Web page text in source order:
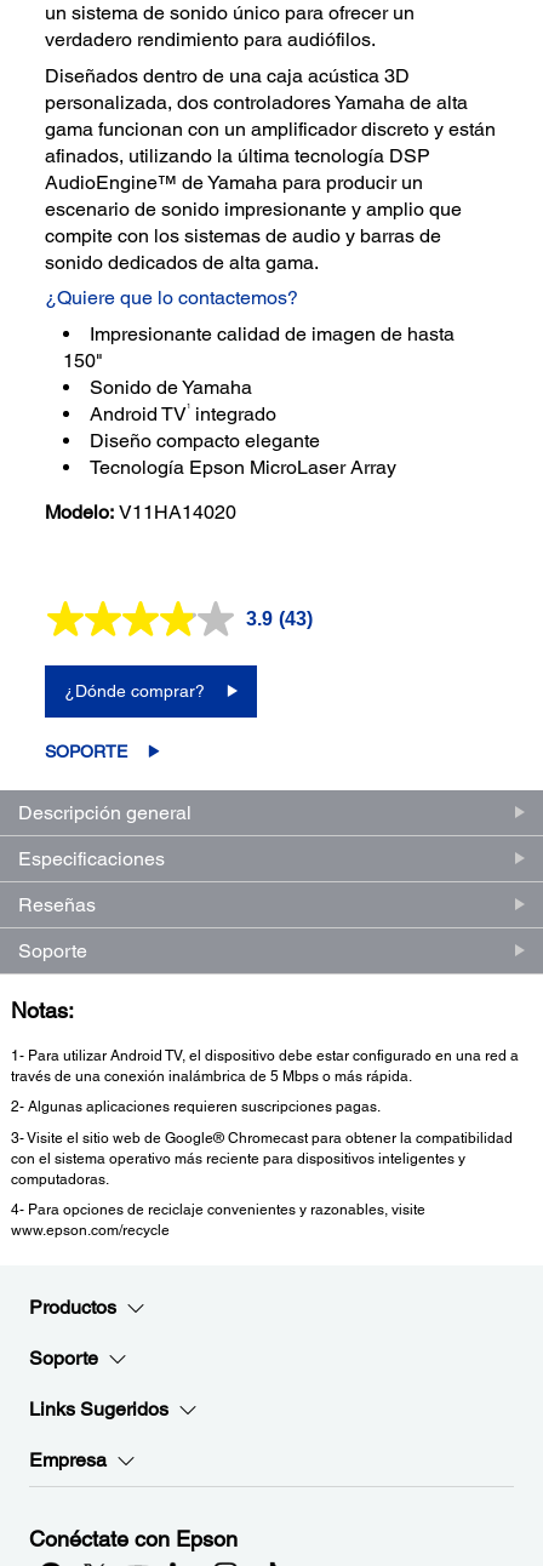
un sistema de sonido único para ofrecer un
verdadero rendimiento para audiófilos.
Diseñados dentro de una caja acústica 3D
personalizada, dos controladores Yamaha de alta
gama funcionan con un amplificador discreto y están
afinados, utilizando la última tecnología DSP
AudioEngine™ de Yamaha para producir un
escenario de sonido impresionante y amplio que
compite con los sistemas de audio y barras de
sonido dedicados de alta gama.
¿Quiere que lo contactemos?
Impresionante calidad de imagen de hasta
150"
Sonido de Yamaha
Android TV1
integrado
Diseño compacto elegante
Tecnología Epson MicroLaser Array
Modelo: V11HA14020
3.9 Lea
(43)
¿Dónde comprar?
SOPORTE
Descripción general
Especificaciones
Reseñas
Soporte
Notas:
1- Para utilizar Android TV, el dispositivo debe estar configurado en una red a
través de una conexión inalámbrica de 5 Mbps o más rápida.
2- Algunas aplicaciones requieren suscripciones pagas.
3- Visite el sitio web de Google® Chromecast para obtener la compatibilidad
con el sistema operativo más reciente para dispositivos inteligentes y
computadoras.
4- Para opciones de reciclaje convenientes y razonables, visite
www.epson.com/recycle
Productos
Soporte
Links Sugeridos
Empresa
Conéctate con Epson